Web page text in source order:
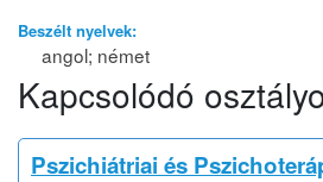
Beszélt nyelvek:
angol; német
Kapcsolódó
Pszichiátriai és